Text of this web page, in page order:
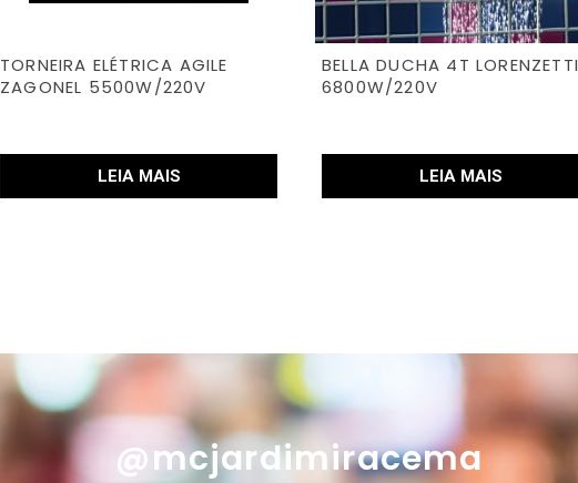
TORNEIRA ELÉTRICA AGILE
ZAGONEL 5500W/220V
LEIA MAIS
BELLA DUCHA 4T LORENZETTI
6800W/220V
LEIA MAIS
@mcjardimiracema